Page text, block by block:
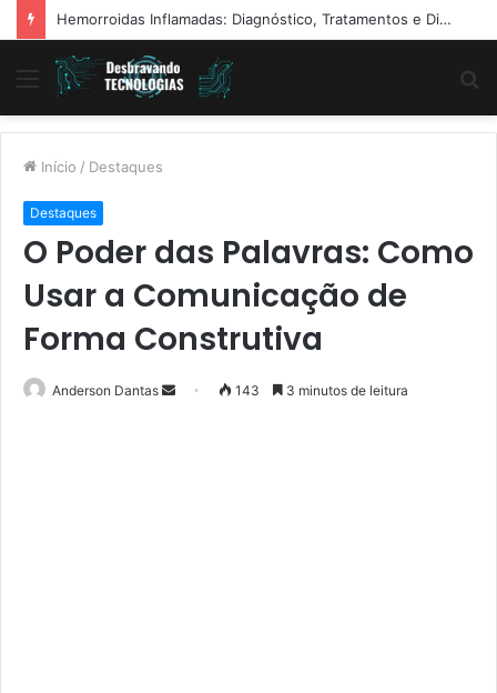
Hemorroidas Inflamadas: Diagnóstico, Tratamentos e Dicas Reais de Especialistas
Menu
Início / Destaques
Destaques
O Poder das Palavras: Como
Usar a Comunicação de
Forma Construtiva
Anderson Dantas
Mande
143 3 minutos de leitura